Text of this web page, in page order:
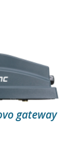
gateway